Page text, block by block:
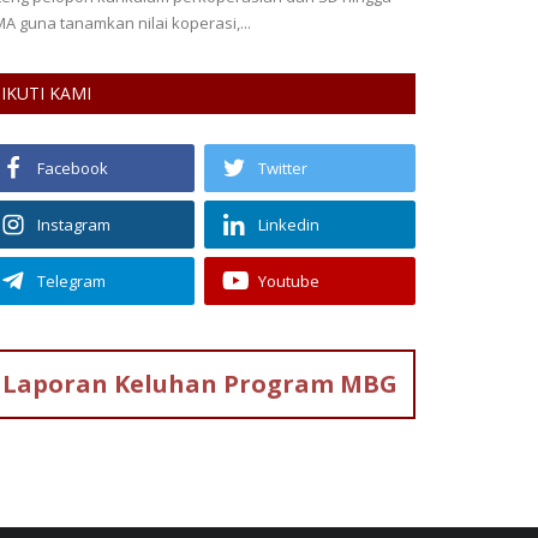
IKUTI KAMI
Facebook Twitter
Instagram Linkedin
Telegram Youtube
Laporan Keluhan Program MBG